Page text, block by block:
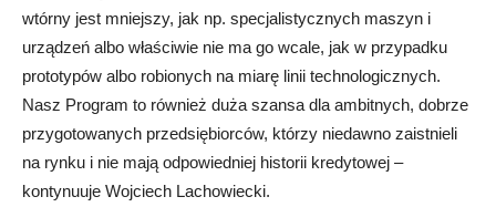
wtórny jest mniejszy, jak np. specjalistycznych maszyn i
urządzeń albo właściwie nie ma go wcale, jak w przypadku
prototypów albo robionych na miarę linii technologicznych.
Nasz Program to również duża szansa dla ambitnych, dobrze
przygotowanych przedsiębiorców, którzy niedawno zaistnieli
na rynku i nie mają odpowiedniej historii kredytowej –
kontynuuje Wojciech Lachowiecki.